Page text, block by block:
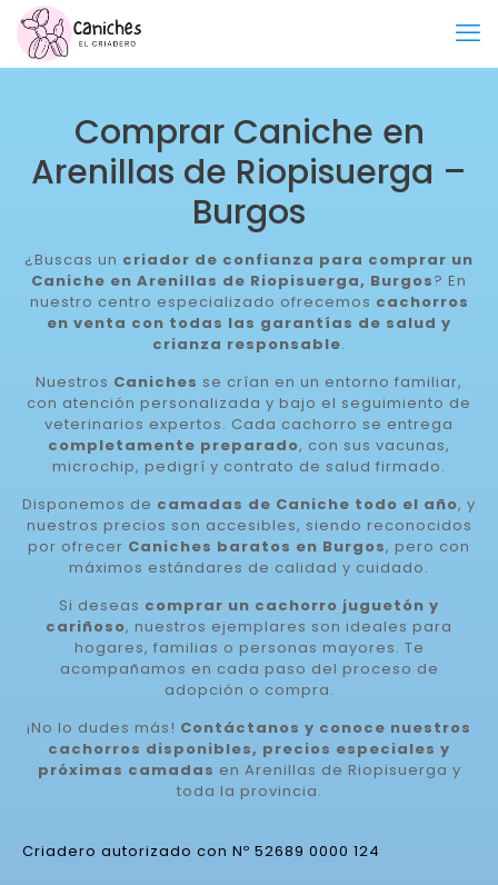
Comprar Caniche en
Arenillas de Riopisuerga –
Burgos
¿Buscas un criador de confianza para comprar un
Caniche en Arenillas de Riopisuerga, Burgos? En
nuestro centro especializado ofrecemos cachorros
en venta con todas las garantías de salud y
crianza responsable.
Nuestros Caniches se crían en un entorno familiar,
con atención personalizada y bajo el seguimiento de
veterinarios expertos. Cada cachorro se entrega
completamente preparado, con sus vacunas,
microchip, pedigrí y contrato de salud firmado.
Disponemos de camadas de Caniche todo el año, y
nuestros precios son accesibles, siendo reconocidos
por ofrecer Caniches baratos en Burgos, pero con
máximos estándares de calidad y cuidado.
Si deseas comprar un cachorro juguetón y
cariñoso, nuestros ejemplares son ideales para
hogares, familias o personas mayores. Te
acompañamos en cada paso del proceso de
adopción o compra.
¡No lo dudes más! Contáctanos y conoce nuestros
cachorros disponibles, precios especiales y
próximas camadas en Arenillas de Riopisuerga y
toda la provincia.
Criadero autorizado con Nº 52689 0000 124